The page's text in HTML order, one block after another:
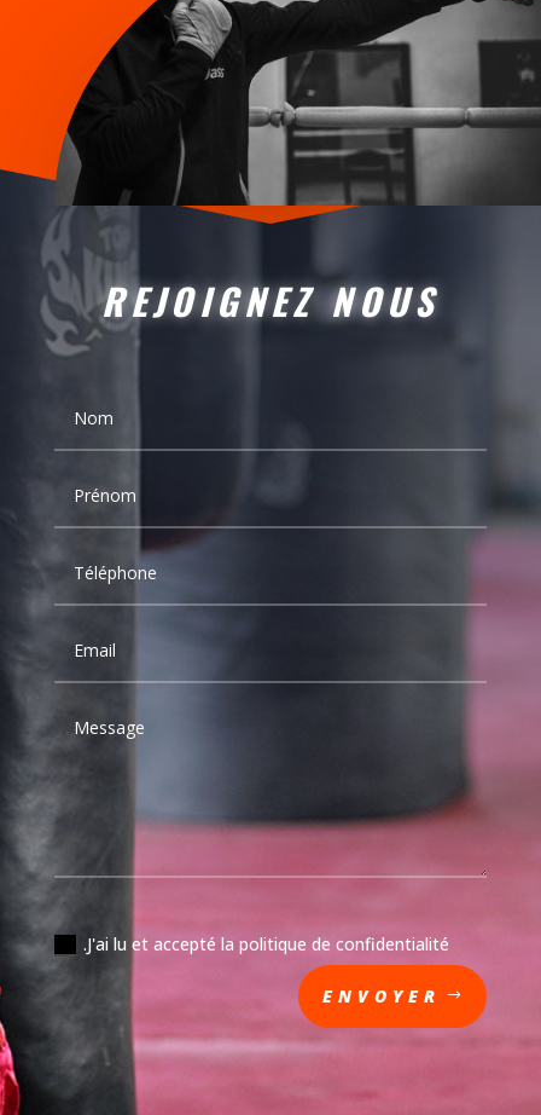
REJOIGNEZ NOUS
.
.J'ai lu et accepté la politique de confidentialité
ENVOYER